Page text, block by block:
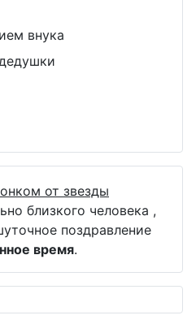
внука
близкого человека ,
поздравление
время.